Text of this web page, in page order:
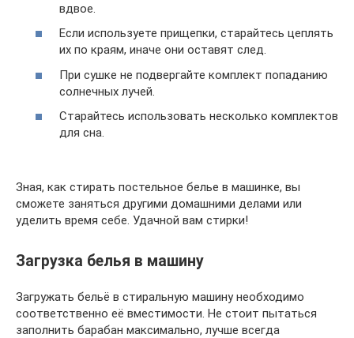
вдвое.
Если используете прищепки, старайтесь цеплять
их по краям, иначе они оставят след.
При сушке не подвергайте комплект попаданию
солнечных лучей.
Старайтесь использовать несколько комплектов
для сна.
Зная, как стирать постельное белье в машинке, вы
сможете заняться другими домашними делами или
уделить время себе. Удачной вам стирки!
Загрузка белья в машину
Загружать бельё в стиральную машину необходимо
соответственно её вместимости. Не стоит пытаться
заполнить барабан максимально, лучше всегда